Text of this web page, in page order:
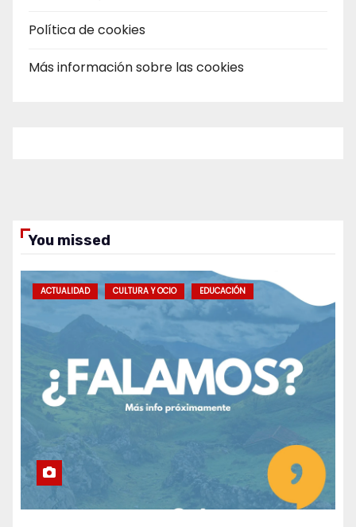
Política de cookies
Más información sobre las cookies
You missed
ACTUALIDAD CULTURA Y OCIO EDUCACIÓN